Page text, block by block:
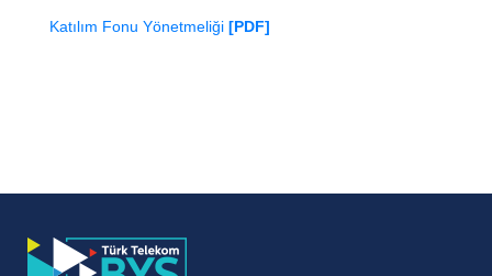
Katılım Fonu Yönetmeliği [PDF]